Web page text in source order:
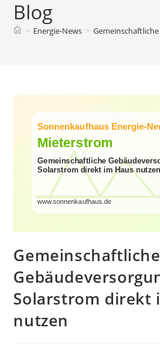
Blog
> Energie-News >
Gemeinschaftliche
Solarstrom direkt
nutzen